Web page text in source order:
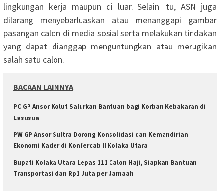
lingkungan kerja maupun di luar. Selain itu, ASN juga
dilarang menyebarluaskan atau menanggapi gambar
pasangan calon di media sosial serta melakukan tindakan
yang dapat dianggap menguntungkan atau merugikan
salah satu calon.
BACAAN LAINNYA
PC GP Ansor Kolut Salurkan Bantuan bagi Korban Kebakaran di
Lasusua
PW GP Ansor Sultra Dorong Konsolidasi dan Kemandirian
Ekonomi Kader di Konfercab II Kolaka Utara
Bupati Kolaka Utara Lepas 111 Calon Haji, Siapkan Bantuan
Transportasi dan Rp1 Juta per Jamaah